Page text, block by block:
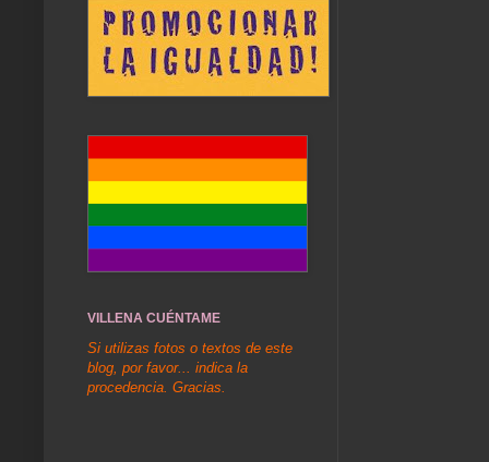
VILLENA CUÉNTAME
Si utilizas fotos o textos de este
blog, por favor... indica la
procedencia. Gracias.